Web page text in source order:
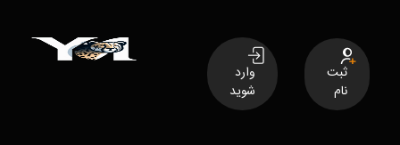
ثبت
نام
وارد
شوید